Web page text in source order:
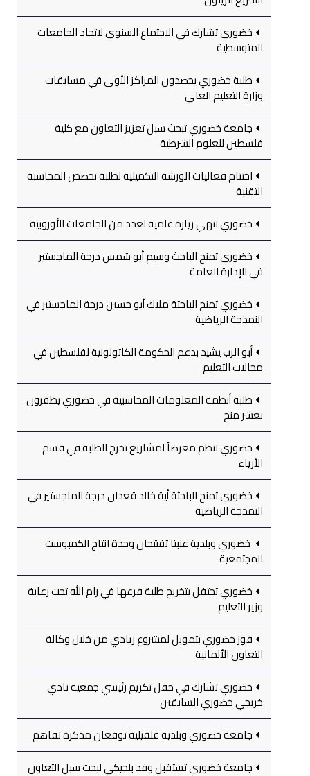
خضوري تشارك في الاجتماع السنوي لاتحاد الجامعات
المتوسطية
طلبة خضوري يحصدون المراكز الأولى في مسابقات
وزارة التعليم العالي
جامعة خضوري تبحث سبل تعزيز التعاون مع كلية
فلسطين للعلوم الشرطية
اختتام فعاليات الورشة التكميلية لطلبة تخصص المحاسبة
التقنية
خضوري تنهي زيارة علمية لعدد من الجامعات الأوروبية
خضوري تمنح الباحث وسيم أبو شمس درجة الماجستير
في الإدارة العامة
خضوري تمنح الباحثة ملاك أبو حسين درجة الماجستير في
النمذجة الرياضية
أبو الرب يشيد بدعم الحكومة الكاتولونية لفلسطين في
مجالات التعليم
طلبة أنظمة المعلومات المحاسبية في خضوري يظفرون
بعشر منح
خضوري تنظم معرضاً لمشاريع تخرج الطلبة في قسم
الأزياء
خضوري تمنح الباحثة أية خالد قعدان درجة الماجستير في
النمذجة الرياضية
خضوري وبلدية عنبتا تفتتحان وحدة انتاج الكمبوست
المجتمعية
خضوري تحتفل بتخريج طلبة فرعها في رام الله تحت رعاية
وزير التعليم
فوز خضوري بتمويل لمشروع ريادي من خلال وكالة
التعاون الألمانية
خضوري تشارك في حفل تكريم رئيسي جمعية نادي
خريجي خضوري السابقين
جامعة خضوري وبلدية قلقيلية توقعان مذكرة تفاهم
جامعة خضوري تستقبل وفد بلجيكي لبحث سبل التعاون